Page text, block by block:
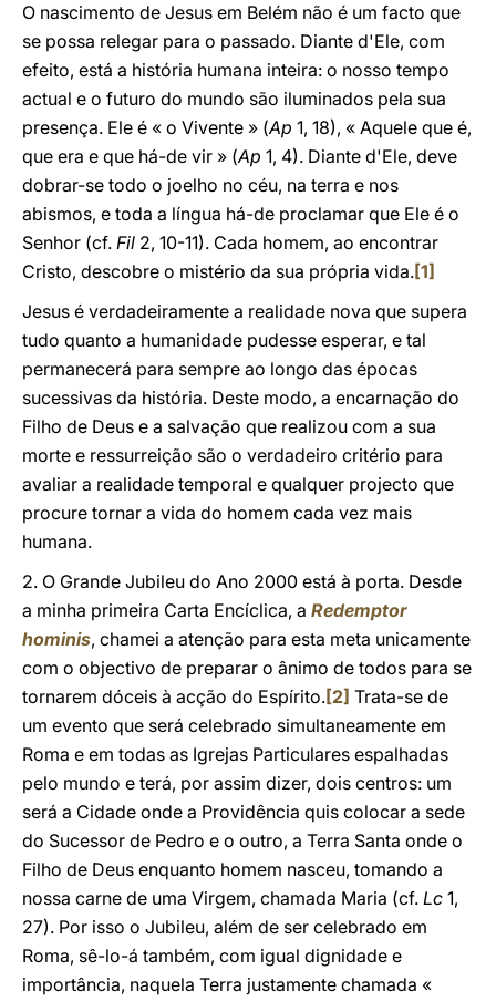
O nascimento de Jesus em Belém não é um facto que
se possa relegar para o passado. Diante d'Ele, com
efeito, está a história humana inteira: o nosso tempo
actual e o futuro do mundo são iluminados pela sua
presença. Ele é « o Vivente » (Ap 1, 18), « Aquele que é,
que era e que há-de vir » (Ap 1, 4). Diante d'Ele, deve
dobrar-se todo o joelho no céu, na terra e nos
abismos, e toda a língua há-de proclamar que Ele é o
Senhor (cf. Fil 2, 10-11). Cada homem, ao encontrar
Cristo, descobre o mistério da sua própria vida.[1]
Jesus é verdadeiramente a realidade nova que supera
tudo quanto a humanidade pudesse esperar, e tal
permanecerá para sempre ao longo das épocas
sucessivas da história. Deste modo, a encarnação do
Filho de Deus e a salvação que realizou com a sua
morte e ressurreição são o verdadeiro critério para
avaliar a realidade temporal e qualquer projecto que
procure tornar a vida do homem cada vez mais
humana.
2. O Grande Jubileu do Ano 2000 está à porta. Desde
a minha primeira Carta Encíclica, a Redemptor
hominis, chamei a atenção para esta meta unicamente
com o objectivo de preparar o ânimo de todos para se
tornarem dóceis à acção do Espírito.[2] Trata-se de
um evento que será celebrado simultaneamente em
Roma e em todas as Igrejas Particulares espalhadas
pelo mundo e terá, por assim dizer, dois centros: um
será a Cidade onde a Providência quis colocar a sede
do Sucessor de Pedro e o outro, a Terra Santa onde o
Filho de Deus enquanto homem nasceu, tomando a
nossa carne de uma Virgem, chamada Maria (cf. Lc 1,
27). Por isso o Jubileu, além de ser celebrado em
Roma, sê-lo-á também, com igual dignidade e
importância, naquela Terra justamente chamada «